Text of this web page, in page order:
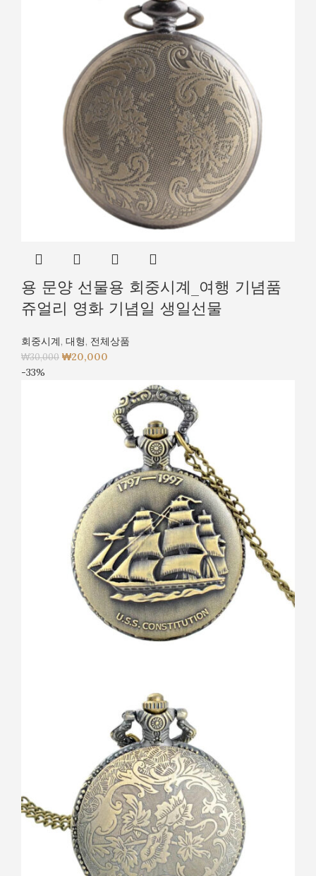
용 문양 선물용 회중시계_여행 기념품
쥬얼리 영화 기념일 생일선물
회중시계, 대형, 전체상품
₩30,000 ₩20,000
-33%